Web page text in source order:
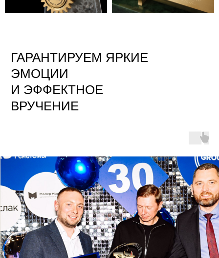
ГАРАНТИРУЕМ ЯРКИЕ
ЭМОЦИИ
И ЭФФЕКТНОЕ
ВРУЧЕНИЕ